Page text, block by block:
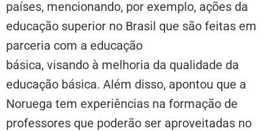
países, mencionando, por exemplo, ações da
educação superior no Brasil que são feitas em
parceria com a educação
básica, visando à melhoria da qualidade da
educação básica. Além disso, apontou que a
Noruega tem experiências na formação de
professores que poderão ser aproveitadas no